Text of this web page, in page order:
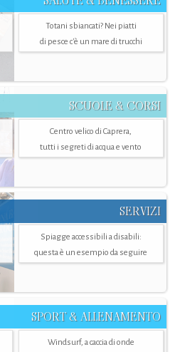
Totani sbiancati? Nei piatti
di pesce c'è un mare di trucchi
SCUOLE & CORSI
Centro velico di Caprera,
tutti i segreti di acqua e vento
SERVIZI
Spiagge accessibili a disabili:
questa è un esempio da seguire
SPORT & ALLENAMENTO
Windsurf, a caccia di onde